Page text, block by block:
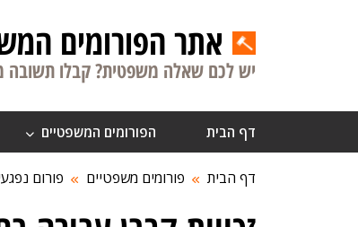
אתר הפורומים
יש לכם שאלה משפטית? קבלו תשובה
דף הבית הפורומים המשפטיים
דף הבית פורומים משפטיים פורום